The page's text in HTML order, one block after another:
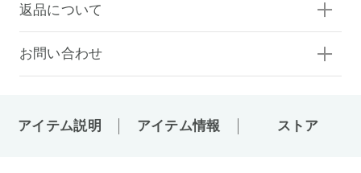
返品について
お問い合わせ
アイテム説明 アイテム情報 ストア